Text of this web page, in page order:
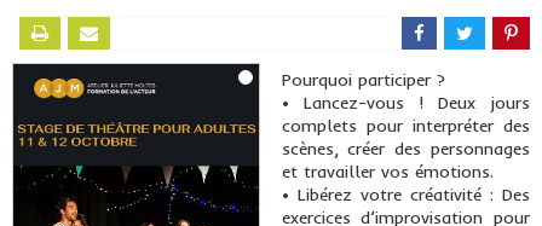
Pourquoi participer ?
• Lancez-vous ! Deux jours
complets pour interpréter des
scènes, créer des personnages
et travailler vos émotions.
• Libérez votre créativité : Des
exercices d’improvisation pour